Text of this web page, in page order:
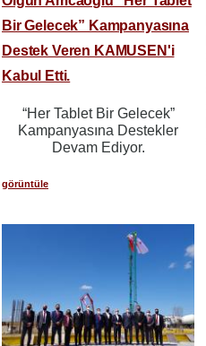
Bir Gelecek” Kampanyasına
Destek Veren KAMUSEN'i
Kabul Etti.
“Her Tablet Bir Gelecek”
Kampanyasına Destekler
Devam Ediyor.
görüntüle